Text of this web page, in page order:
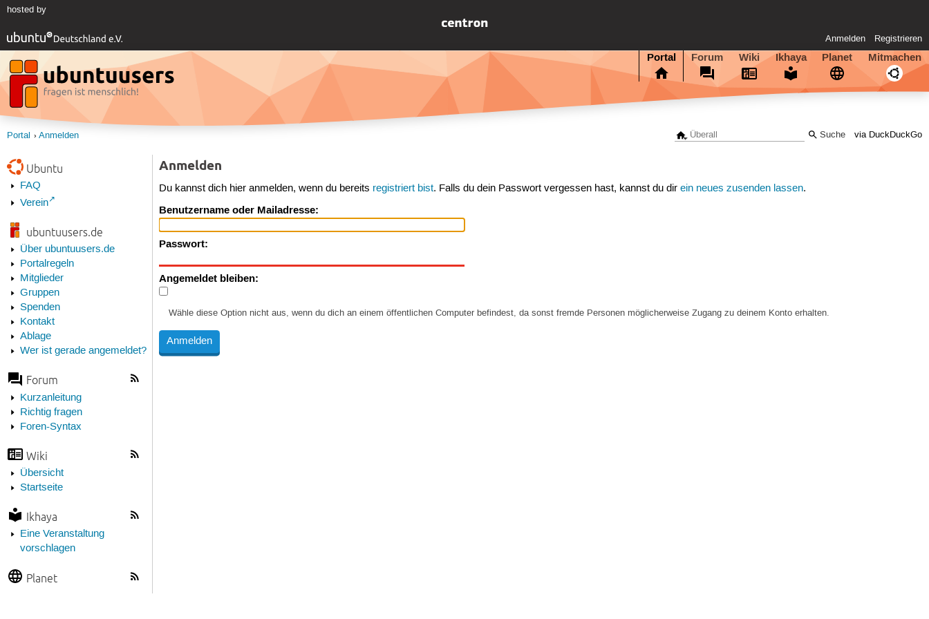
hosted by
Anmelden Registrieren
Portal Forum Wiki Ikhaya Planet Mitmachen
via DuckDuckGo
Portal Anmelden
Ubuntu
FAQ
Verein
ubuntuusers.de
Über ubuntuusers.de
Portalregeln
Mitglieder
Gruppen
Spenden
Kontakt
Ablage
Wer ist gerade angemeldet?
Forum
Kurzanleitung
Richtig fragen
Foren-Syntax
Wiki
Übersicht
Startseite
Ikhaya
Eine Veranstaltung
vorschlagen
Planet
Anmelden
Du kannst dich hier anmelden, wenn du bereits registriert bist. Falls du dein Passwort vergessen hast, kannst du direin neues zusenden lassen.
Benutzername oder Mailadresse:
Passwort:
Angemeldet bleiben:
Wähle diese Option nicht aus, wenn du dich an einem öffentlichen Computer befindest, da sonst fremde Personen möglicherweise Zugang zu deinem Konto erhalten.